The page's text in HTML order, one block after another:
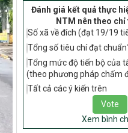
tiêu chí, điều kiện thuộc
gia về nông thôn mới
2030 thuộc phạm vi
của Bộ Nông nghiệp và
417/QĐ-BNNMT
Phê duyệt Chương
gia xây dựng nông thôn
bền vững và phát triển
vùng đồng bào dân tộc
núi giai đoạn 2026-
năm 2026 đến năm 2030
Đánh giá kết quả thực
NTM nên theo chỉ
Số xã về đích (đạt 19/19
Tổng số tiêu chí đạt
Tổng mức độ tiến bộ của
(theo phương pháp chấm
Tất cả các ý kiến trên
Xem bình